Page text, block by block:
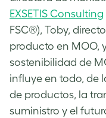
EXSETIS Consulting
FSC®), Toby,
producto en MOO,
sostenibilidad de
influye en todo, de
de productos, la
suministro y el